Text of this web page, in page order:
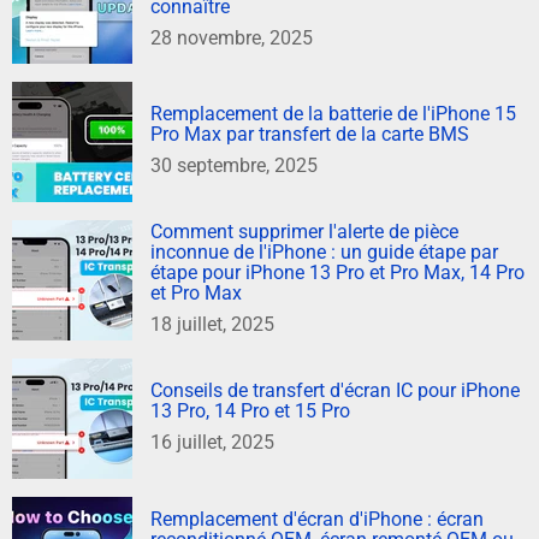
connaître
28 novembre, 2025
Remplacement de la batterie de l'iPhone 15
Pro Max par transfert de la carte BMS
30 septembre, 2025
Comment supprimer l'alerte de pièce
inconnue de l'iPhone : un guide étape par
étape pour iPhone 13 Pro et Pro Max, 14 Pro
et Pro Max
18 juillet, 2025
Conseils de transfert d'écran IC pour iPhone
13 Pro, 14 Pro et 15 Pro
16 juillet, 2025
Remplacement d'écran d'iPhone : écran